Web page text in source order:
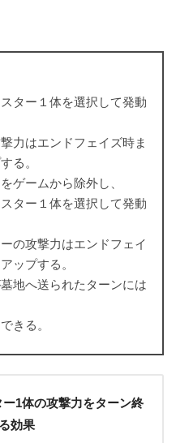
ター１体を選択して発動
力はエンドフェイズ時ま
る。
ゲームから除外し、
ター１体を選択して発動
の攻撃力はエンドフェイ
ップする。
地へ送られたターンには
きる。
1体の攻撃力をターン終
効果